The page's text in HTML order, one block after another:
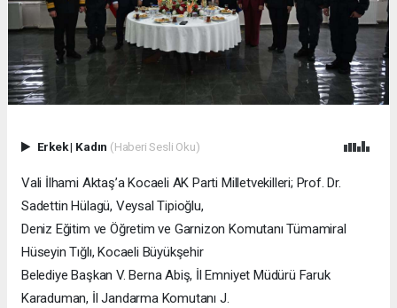
Erkek| Kadın (Haberi Sesli Oku)
Vali İlhami Aktaş’a Kocaeli AK Parti Milletvekilleri; Prof. Dr.
Sadettin Hülagü, Veysal Tipioğlu,
Deniz Eğitim ve Öğretim ve Garnizon Komutanı Tümamiral
Hüseyin Tığlı, Kocaeli Büyükşehir
Belediye Başkan V. Berna Abiş, İl Emniyet Müdürü Faruk
Karaduman, İl Jandarma Komutanı J.